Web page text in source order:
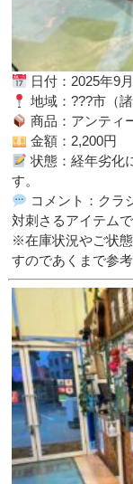
日付：2025年9
地域：???市（
商品：アンティ
金額：2,200円
状態：経年劣化
す。
コメント：クラ
対刺さるアイテムで
※在庫状況やご状
すのであくまで参